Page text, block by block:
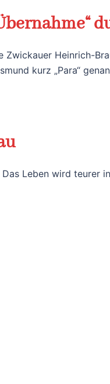
Zwickauer Heinrich-
kurz „Para“
Leben wird teurer